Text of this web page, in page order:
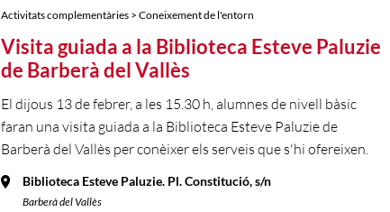
Activitats complementàries > Coneixement de l'entorn
Visita guiada a la Biblioteca Esteve Paluzie
de Barberà del Vallès
El dijous 13 de febrer, a les 15.30 h, alumnes de nivell bàsic
faran una visita guiada a la Biblioteca Esteve Paluzie de
Barberà del Vallès per conèixer els serveis que s'hi ofereixen.
Biblioteca Esteve Paluzie. Pl. Constitució, s/n
Barberà del Vallès